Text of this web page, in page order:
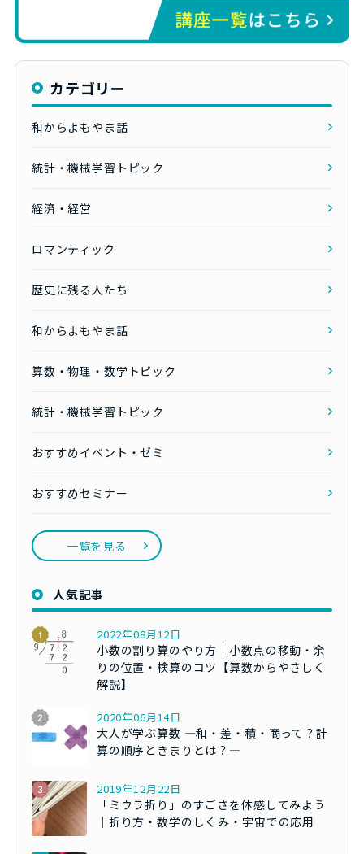
カテゴリー
和からよもやま話
統計・機械学習トピック
経済・経営
ロマンティック
歴史に残る人たち
和からよもやま話
算数・物理・数学トピック
統計・機械学習トピック
おすすめイベント・ゼミ
おすすめセミナー
一覧を見る
人気記事
2022年08月12日
小数の割り算のやり方｜小数点の移動・余
りの位置・検算のコツ【算数からやさしく
解説】
2020年06月14日
大人が学ぶ算数 ―和・差・積・商って？計
算の順序ときまりとは？―
2019年12月22日
「ミウラ折り」のすごさを体感してみよう
｜折り方・数学のしくみ・宇宙での応用